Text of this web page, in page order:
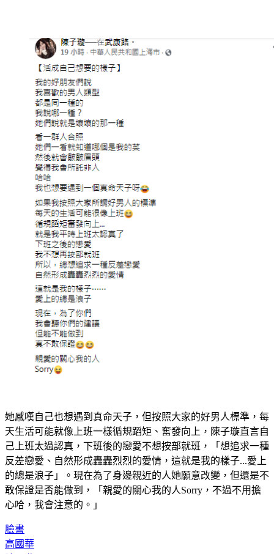
她感嘆自己也想遇到真命天子，但按照大家的好男人標準，每
天生活可能就像上班一樣循規蹈矩、奮發向上，陳子璇直言自
己上班太過認真，下班後的戀愛不想按部就班，「想追求一種
反差戀愛、自然形成轟轟烈烈的愛情，這就是我的樣子...愛上
的總是浪子」。現在為了身邊親近的人她願意改變，但還是不
敢保證是否能做到，「親愛的關心我的人Sorry，不過不用擔
心哈，我會注意的。」
臉書
高國華